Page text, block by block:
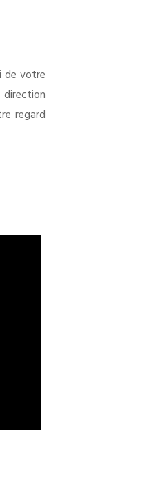
de votre
regard